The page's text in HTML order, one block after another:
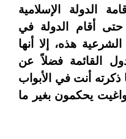
الدولة الإسلامية
حتى أقام الدولة في
هذه، إلا أنها
القائمة فضلاً عن
أنت في الأبواب
يحكمون بغير ما